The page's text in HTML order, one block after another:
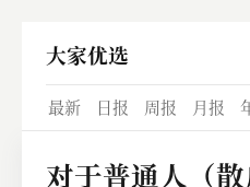
大家优选
最新 日报 周报 月报
对于普通人（